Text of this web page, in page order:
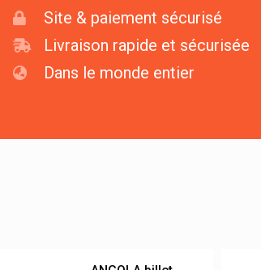
Site & paiement sécurisé
Livraison rapide et sécurisée
Dans le monde entier